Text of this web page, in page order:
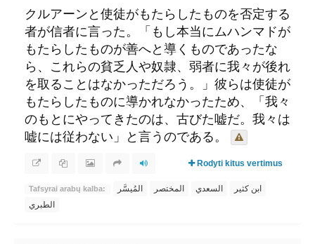
クルアーンと使徒がもたらしたものを否定する
者が信者に言った。「もし本当にムハンマドが
もたらしたものが善へと導くものであったな
ら、これらの貧乏人や奴隷、弱者に我々が後れ
を取ることはなかっただろう。」彼らは使徒が
もたらしたものに導かれなかったため、「我々
のもとにやってきたのは、古びた嘘だ。我々は
嘘には従わない」と言うのである。
Rodyti kitus vertimus
Tafsyrai arabų kalba: المُيسَّر المختصر السعدي
ابن كثير
الطبري